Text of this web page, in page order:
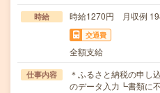
時給 時給1270円 月収例
交通費
全額支給
仕事内容
＊ふるさと納税の申し
のデータ入力┗書類に